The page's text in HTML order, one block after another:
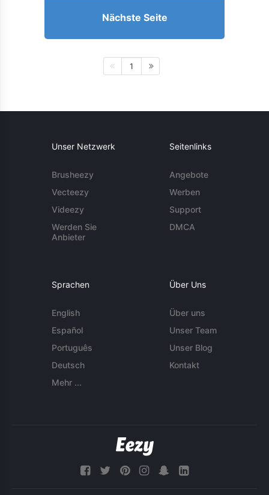
Nächste Seite
1
Unser Netzwerk
Brusheezy
Vecteezy
Videezy
Werden Sie
Anbieter
Seitenlinks
Angebote
Werben
Support
DMCA
Sprachen
English
Español
Português
Deutsch
Mehr ...
Über Uns
Über uns
Unser Team
Unser Blog
Kontakt